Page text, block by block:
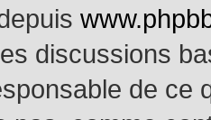
discussions
de ce